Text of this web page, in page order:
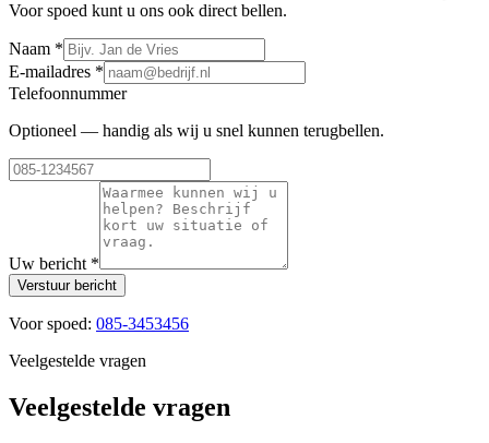
Voor spoed kunt u ons ook direct bellen.
Naam *
E-mailadres *
Telefoonnummer
Optioneel — handig als wij u snel kunnen terugbellen.
Uw bericht*
Verstuur bericht
Voor spoed: 085-3453456
Veelgestelde vragen
Veelgestelde vragen